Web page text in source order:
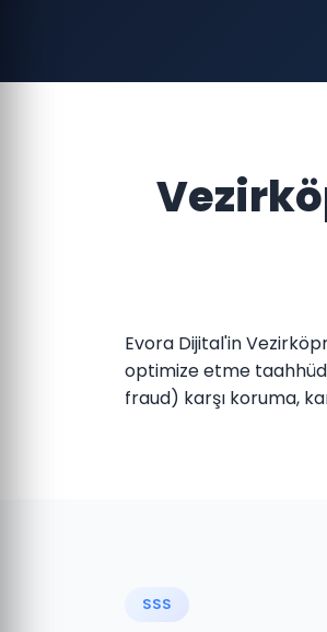
Evora Dijital'in
optimize etme
fraud) karşı koruma,
SSS